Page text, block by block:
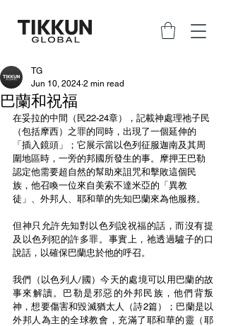
巴蘭和祝福
TG
Jun 10, 2024 2 min read
在妥拉的中間（民22-24章），記載神處理祂子民
（包括摩西）之罪的同時，出現了一個延伸的
「插入鏡頭」；它展示當以色列征服迦南及其周
圍地區時，一旁的邦國所發生的事。摩押王巴勒
認定他需要超自然的幫助來詛咒和擊敗這個民
族，他召喚一位來自美索不達米亞的「異教
徒」、外邦人、耶和華的先知巴蘭來為他服務。
但神只允許先知對以色列說祝福的話，而沒有提
及以色列犯的許多罪。事實上，祂透過驢子的口
說話，以確保巴蘭忠於他的呼召。
我們（以色列人/國）今天的處境可以用巴蘭的故
事來解讀。巴勒是邪惡的外邦民族，他們背叛
神，想要傷害和毀滅猶太人（詩2篇）；巴蘭是以
外邦人為主的全球教會，充滿了耶和華的靈（耶